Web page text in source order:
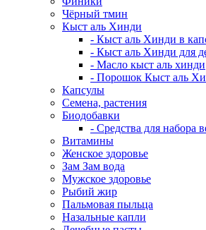
Чёрный тмин
Кыст аль Хинди
- Кыст аль Хинди в
- Кыст аль Хинди для
- Масло кыст аль хинди
- Порошок Кыст аль
Капсулы
Семена, растения
Биодобавки
- Средства для набора
Витамины
Женское здоровье
Зам Зам вода
Мужское здоровье
Рыбий жир
Пальмовая пыльца
Назальные капли